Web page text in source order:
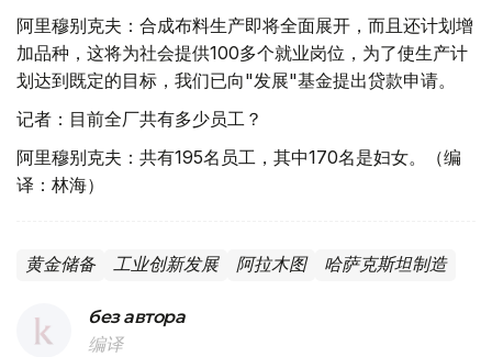
阿里穆别克夫：合成布料生产即将全面展开，而且还计划增
加品种，这将为社会提供100多个就业岗位，为了使生产计
划达到既定的目标，我们已向"发展"基金提出贷款申请。
记者：目前全厂共有多少员工？
阿里穆别克夫：共有195名员工，其中170名是妇女。（编
译：林海）
黄金储备 工业创新发展 阿拉木图 哈萨克斯坦制造
без автора
编译